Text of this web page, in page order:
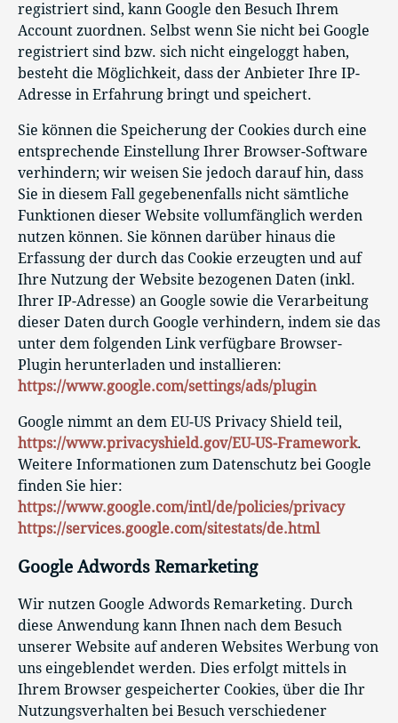
registriert sind, kann Google den Besuch Ihrem
Account zuordnen. Selbst wenn Sie nicht bei Google
registriert sind bzw. sich nicht eingeloggt haben,
besteht die Möglichkeit, dass der Anbieter Ihre IP-
Adresse in Erfahrung bringt und speichert.
Sie können die Speicherung der Cookies durch eine
entsprechende Einstellung Ihrer Browser-Software
verhindern; wir weisen Sie jedoch darauf hin, dass
Sie in diesem Fall gegebenenfalls nicht sämtliche
Funktionen dieser Website vollumfänglich werden
nutzen können. Sie können darüber hinaus die
Erfassung der durch das Cookie erzeugten und auf
Ihre Nutzung der Website bezogenen Daten (inkl.
Ihrer IP-Adresse) an Google sowie die Verarbeitung
dieser Daten durch Google verhindern, indem sie das
unter dem folgenden Link verfügbare Browser-
Plugin herunterladen und installieren:
https://www.google.com/settings/ads/plugin
Google nimmt an dem EU-US Privacy Shield teil,
https://www.privacyshield.gov/EU-US-Framework.
Weitere Informationen zum Datenschutz bei Google
finden Sie hier:
https://www.google.com/intl/de/policies/privacy
https://services.google.com/sitestats/de.html
Google Adwords Remarketing
Wir nutzen Google Adwords Remarketing. Durch
diese Anwendung kann Ihnen nach dem Besuch
unserer Website auf anderen Websites Werbung von
uns eingeblendet werden. Dies erfolgt mittels in
Ihrem Browser gespeicherter Cookies, über die Ihr
Nutzungsverhalten bei Besuch verschiedener